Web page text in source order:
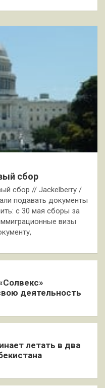
сбор
сбор // Jackelberry /
подавать документы
с 30 мая сборы за
визы
деятельность
летать в два